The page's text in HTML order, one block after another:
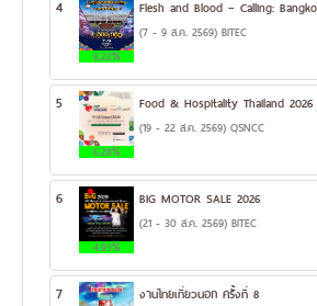
4
8.22%
Flesh and Blood – Calling:
(7 - 9 ส.ค. 2569) BITEC
5
6.28%
Food & Hospitality Thailand 2026
(19 - 22 ส.ค. 2569) QSNCC
6
4.93%
BIG MOTOR SALE 2026
(21 - 30 ส.ค. 2569) BITEC
7 งานไทยเที่ยวนอก ครั้งที่ 8